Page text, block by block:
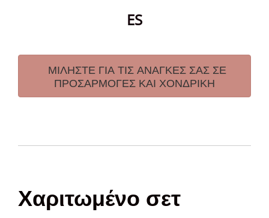
ES
ΜΙΛΗΣΤΕ ΓΙΑ ΤΙΣ ΑΝΑΓΚΕΣ ΣΑΣ ΣΕ
ΠΡΟΣΑΡΜΟΓΕΣ ΚΑΙ ΧΟΝΔΡΙΚΗ
Χαριτωμένο σετ